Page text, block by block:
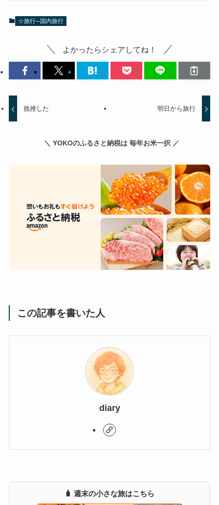
☆旅行─国内旅行
よかったらシェアしてね！
捻挫した 明日から旅行
＼ YOKOのふるさと納税は 毎年お米一択 ／
この記事を書いた人
diary
🧳 週末の小さな旅はこちら